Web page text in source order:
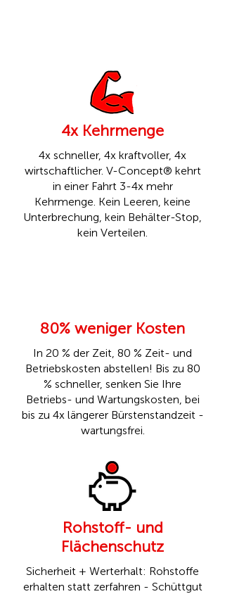
4x Kehrmenge
4x schneller, 4x kraftvoller, 4x
wirtschaftlicher. V-Concept® kehrt
in einer Fahrt 3-4x mehr
Kehrmenge. Kein Leeren, keine
Unterbrechung, kein Behälter-Stop,
kein Verteilen.
80% weniger Kosten
In 20 % der Zeit, 80 % Zeit- und
Betriebskosten abstellen! Bis zu 80
% schneller, senken Sie Ihre
Betriebs- und Wartungskosten, bei
bis zu 4x längerer Bürstenstandzeit -
wartungsfrei.
Rohstoff- und
Flächenschutz
Sicherheit + Werterhalt: Rohstoffe
erhalten statt zerfahren - Schüttgut